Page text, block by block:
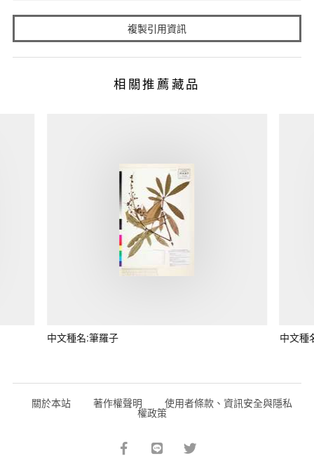
複製引用資訊
相關推薦藏品
中文種名:筆羅子 中文種
關於本站 著作權聲明 使用者條款、資訊安全與隱私
權政策